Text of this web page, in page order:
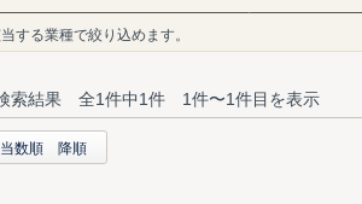
する業種で絞り込めます。
索結果 全1件中1件 1件〜1件目を表示
数順 降順